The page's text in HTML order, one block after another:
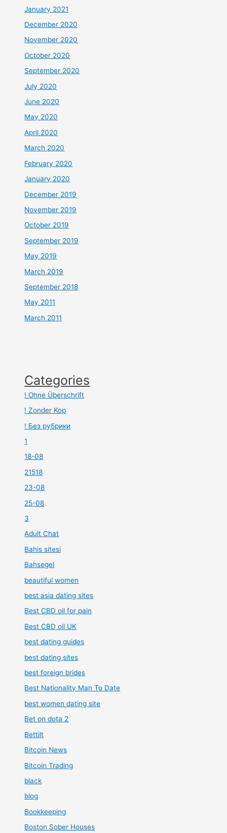
January 2021
December 2020
November 2020
October 2020
September 2020
July 2020
June 2020
May 2020
April 2020
March 2020
February 2020
January 2020
December 2019
November 2019
October 2019
September 2019
May 2019
March 2019
September 2018
May 2011
March 2011
Categories
! Ohne Überschrift
! Zonder Kop
! Без рубрики
1
18-08
21518
23-08
25-08
3
Adult Chat
Bahis sitesi
Bahsegel
beautiful women
best asia dating sites
Best CBD oil for pain
Best CBD oil UK
best dating guides
best dating sites
best foreign brides
Best Nationality Man To Date
best women dating site
Bet on dota 2
Bettilt
Bitcoin News
Bitcoin Trading
black
blog
Bookkeeping
Boston Sober Houses